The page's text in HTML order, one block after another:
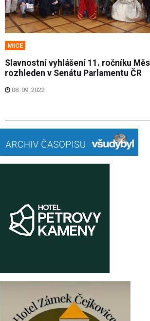
MICE
Slavnostní vyhlášení 11. ročníku
rozhleden v Senátu Parlamentu ČR
08. 09. 2022